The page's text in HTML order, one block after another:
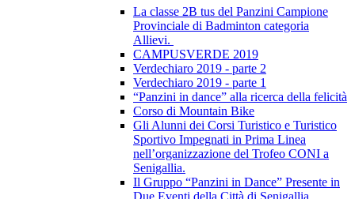
La classe 2B tus del Panzini Campione
Provinciale di Badminton categoria
Allievi.
CAMPUSVERDE 2019
Verdechiaro 2019 - parte 2
Verdechiaro 2019 - parte 1
“Panzini in dance” alla ricerca della felicità
Corso di Mountain Bike
Gli Alunni dei Corsi Turistico e Turistico
Sportivo Impegnati in Prima Linea
nell’organizzazione del Trofeo CONI a
Senigallia.
Il Gruppo “Panzini in Dance” Presente in